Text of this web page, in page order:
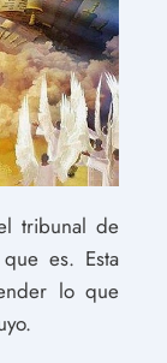
tribunal de
es. Esta
lo que